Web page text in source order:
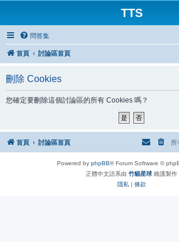
TTS
問答集
首頁 討論區首頁
刪除 Cookies
您確定要刪除這個討論區的所有 Cookies 嗎？
首頁 討論區首頁 所
Powered by phpBB® Forum Software ©
正體中文語系由 竹貓星球 維護製作
隱私 | 條款